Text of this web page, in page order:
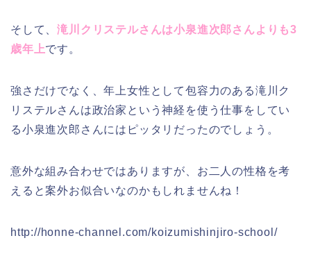
そして、滝川クリステルさんは小泉進次郎さんよりも3
歳年上です。
強さだけでなく、年上女性として包容力のある滝川ク
リステルさんは政治家という神経を使う仕事をしてい
る小泉進次郎さんにはピッタリだったのでしょう。
意外な組み合わせではありますが、お二人の性格を考
えると案外お似合いなのかもしれませんね！
http://honne-channel.com/koizumishinjiro-school/